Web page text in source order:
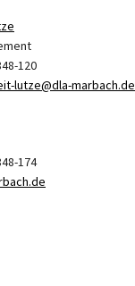
120
lutze@dla-marbach.de
174